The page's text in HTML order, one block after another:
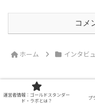
コメ
ホーム インタビ
運営者情報：ゴールドスタンダー
ド・ラボとは？
プ